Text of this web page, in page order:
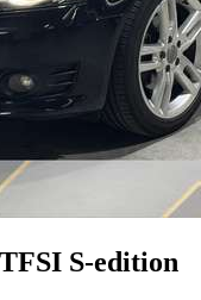
S-edition